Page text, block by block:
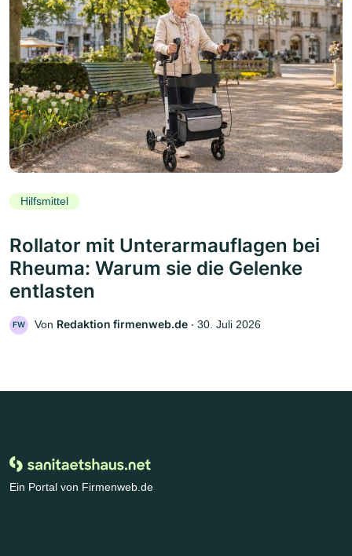
Hilfsmittel
Rollator mit Unterarmauflagen bei
Rheuma: Warum sie die Gelenke
entlasten
FW Von Redaktion firmenweb.de ‧ 30. Juli 2026
Ein Portal von Firmenweb.de